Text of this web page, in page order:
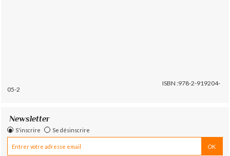
ISBN :978-2-919204-
05-2
Newsletter
S'inscrire Se désinscrire